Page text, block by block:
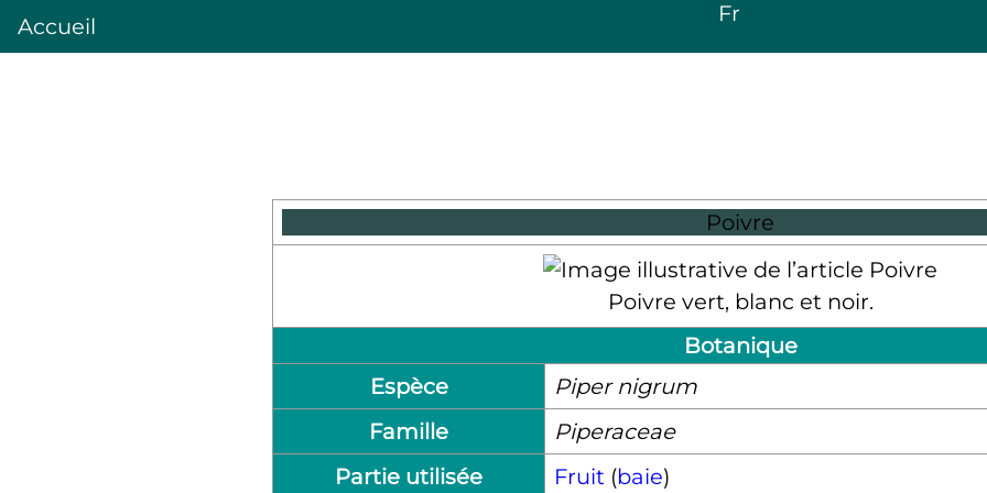
Accueil Fr
Poivre
Poivre vert, blanc et noir.
Botanique
Espèce
Piper nigrum
Famille
Piperaceae
Partie utilisée
Fruit (baie)